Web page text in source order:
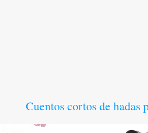
Cuentos cortos de hadas